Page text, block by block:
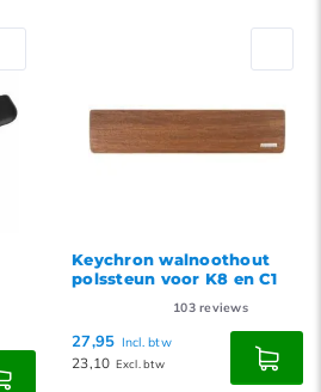
Keychron walnoothout
polssteun voor K8 en C1
103reviews
27,95 Incl. btw
23,10 Excl. btw